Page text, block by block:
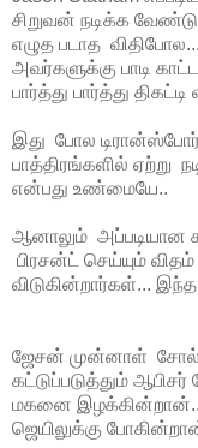
சிறுவன் நடிக்க
எழுத படாத
அவர்களுக்கு பாடி
பார்த்து பார்த்து திகட்டி
இது போல
பாத்திரங்களில் ஏற்று
என்பது உண்மையே..
ஆனாலும் அப்படியான
பிரசன்ட் செய்யும்
விடுகின்றார்கள்...
ஜேசன் முன்னாள் சோல்ஜர்
கட்டுப்படுத்தும்
மகனை
ஜெயிலுக்கு